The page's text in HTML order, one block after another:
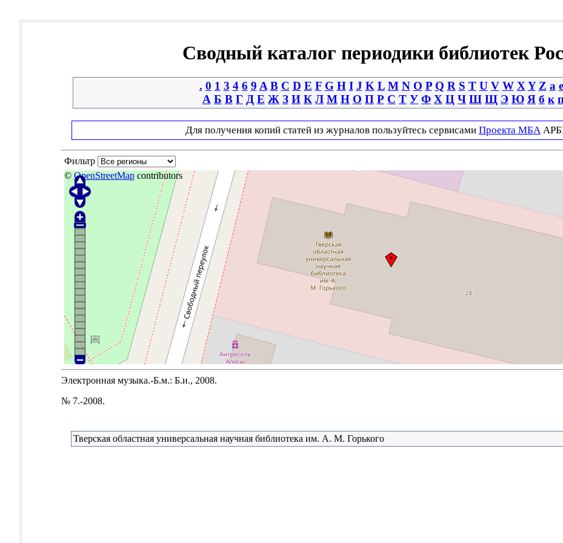
Сводный каталог периодики библиотек
. 0 1 3 4 6 9 A B C D E F G H I J K L M N O P Q R S T U V W X Y Z a e
А Б В Г Д Е Ж З И К Л М Н О П Р С Т У Ф Х Ц Ч Ш Щ Э Ю Я б к
Для получения копий статей из журналов пользуйтесь сервисами Проекта МБА
Фильтр
© OpenStreetMap contributors
Электронная музыка.-Б.м.: Б.и., 2008.
№ 7.-2008.
Тверская областная универсальная научная библиотека им. А. М. Горького